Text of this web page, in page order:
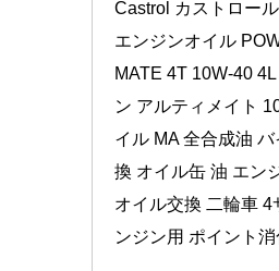
Castrol カストロー
エンジンオイル
MATE 4T 10W-40
ン アルティメイト
イル MA 全合成油
換 オイル缶 油 エン
オイル交換 二輪車 4
ンジン用 ポイント